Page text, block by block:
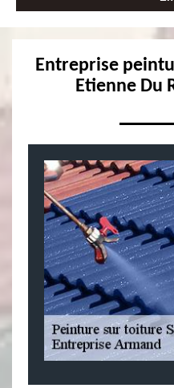
Entreprise
Etienne Du